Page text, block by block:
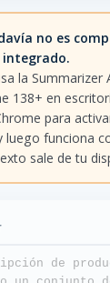
no es
integrado.
la Summarizer
138+ en
para
luego funciona
sale de tu